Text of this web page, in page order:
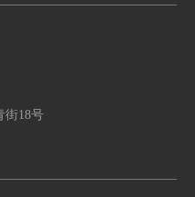
街18号